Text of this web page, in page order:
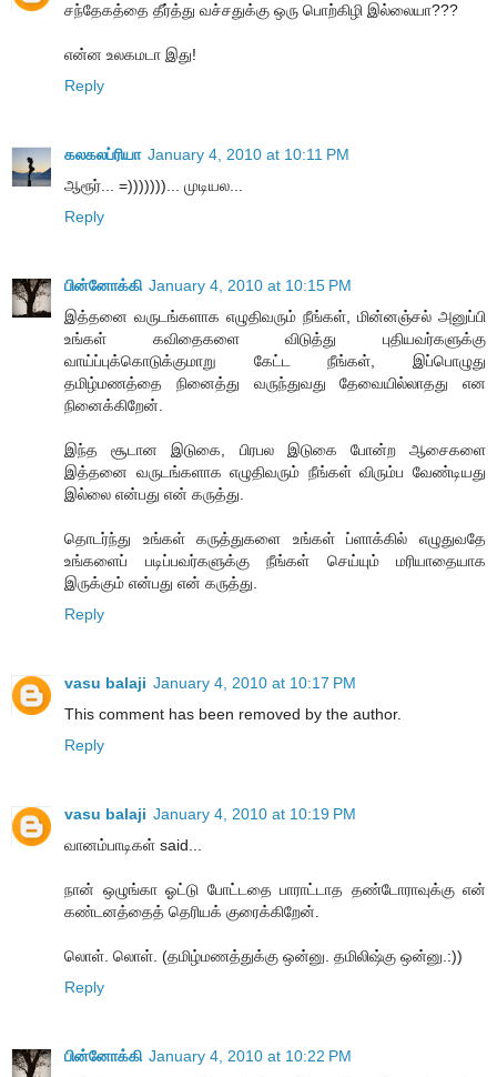
சந்தேகத்தை தீர்த்து வச்சதுக்கு ஒரு பொற்கிழி இல்லையா???
என்ன உலகமடா இது!
Reply
கலகலப்ரியா January 4, 2010 at 10:11 PM
ஆரூர்... =)))))))... முடியல...
Reply
பின்னோக்கி January 4, 2010 at 10:15 PM
இத்தனை வருடங்களாக எழுதிவரும் நீங்கள், மின்னஞ்சல் அனுப்பி
உங்கள் கவிதைகளை விடுத்து புதியவர்களுக்கு
வாய்ப்புக்கொடுக்குமாறு கேட்ட நீங்கள், இப்பொழுது
தமிழ்மணத்தை நினைத்து வருந்துவது தேவையில்லாதது என
நினைக்கிறேன்.
இந்த சூடான இடுகை, பிரபல இடுகை போன்ற ஆசைகளை
இத்தனை வருடங்களாக எழுதிவரும் நீங்கள் விரும்ப வேண்டியது
இல்லை என்பது என் கருத்து.
தொடர்ந்து உங்கள் கருத்துகளை உங்கள் ப்ளாக்கில் எழுதுவதே
உங்களைப் படிப்பவர்களுக்கு நீங்கள் செய்யும் மரியாதையாக
இருக்கும் என்பது என் கருத்து.
Reply
vasu balaji January 4, 2010 at 10:17 PM
This comment has been removed by the author.
Reply
vasu balaji January 4, 2010 at 10:19 PM
வானம்பாடிகள் said...
நான் ஒழுங்கா ஓட்டு போட்டதை பாராட்டாத தண்டோராவுக்கு என்
கண்டனத்தைத் தெரியக் குரைக்கிறேன்.
லொள். லொள். (தமிழ்மணத்துக்கு ஒன்னு. தமிலிஷ்கு ஒன்னு.:))
Reply
பின்னோக்கி January 4, 2010 at 10:22 PM